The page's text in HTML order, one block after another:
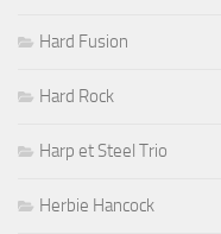
Hard Fusion
Hard Rock
Harp et Steel Trio
Herbie Hancock